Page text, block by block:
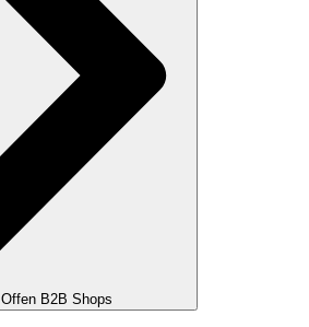
Offen B2B Shops